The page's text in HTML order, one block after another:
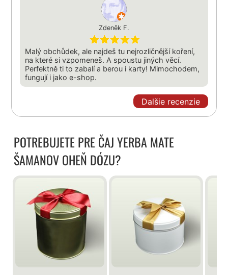
Zdeněk F.
Malý obchůdek, ale najdeš tu nejrozličnější koření,
na které si vzpomeneš. A spoustu jiných věcí.
Perfektně ti to zabalí a berou i karty! Mimochodem,
fungují i jako e-shop.
Dalšie recenzie
POTREBUJETE PRE ČAJ YERBA MATE
ŠAMANOV OHEŇ DÓZU?